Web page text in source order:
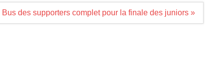
Bus des supporters complet pour la finale des juniors »